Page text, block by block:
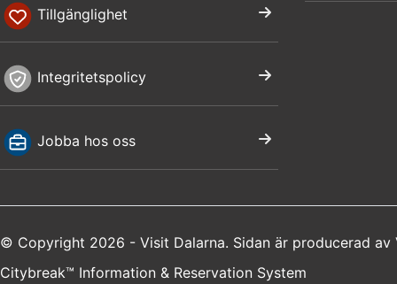
Tillgänglighet
Integritetspolicy
Jobba hos oss
© Copyright 2026 - Visit Dalarna. Sidan är producerad av
Citybreak™ Information & Reservation System